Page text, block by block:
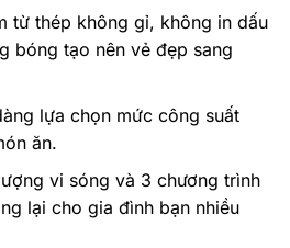
từ thép không gỉ, không in dấu
bóng tạo nên vẻ đẹp sang
lựa chọn mức công suất
ăn.
vi sóng và 3 chương trình
lại cho gia đình bạn nhiều